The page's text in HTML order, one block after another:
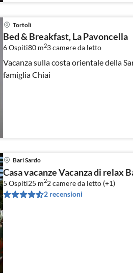
Tortolì
Bed & Breakfast, La Pavoncella
6 Ospiti80 m23camere da letto
Vacanza sulla costa orientale della
famiglia Chiai
Bari Sardo
Casa vacanze Vacanza di relax
5 Ospiti25 m22camere da letto (+1)
2 recensioni